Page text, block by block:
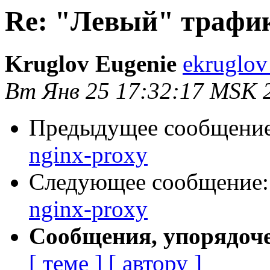
Re: "Левый"
Kruglov Eugenie
Вт Янв 25 17:32:17 MSK
Предыдущее
nginx-proxy
Следующее
nginx-proxy
Сообщения,
[ теме ] [ автору ]